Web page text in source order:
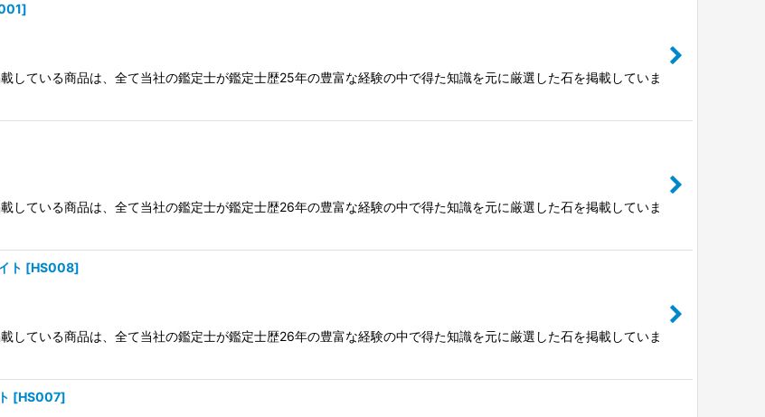
]
ている商品は、全て当社の鑑定士が鑑定士歴25年の豊富な経験の中で得た知識を元に厳選した石を掲載していま
ている商品は、全て当社の鑑定士が鑑定士歴26年の豊富な経験の中で得た知識を元に厳選した石を掲載していま
ト [HS008]
ている商品は、全て当社の鑑定士が鑑定士歴26年の豊富な経験の中で得た知識を元に厳選した石を掲載していま
[HS007]